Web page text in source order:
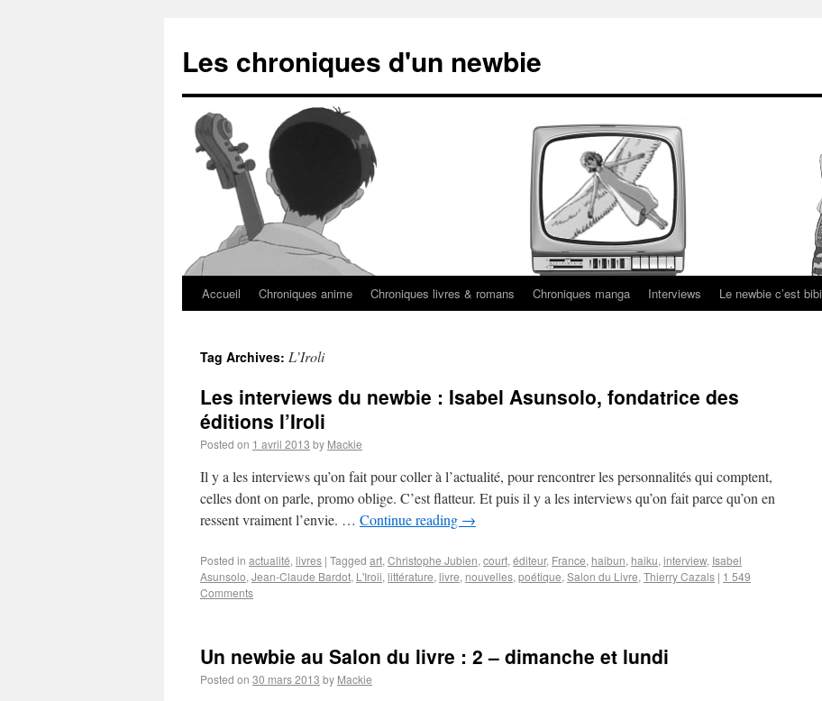
Les chroniques d'un newbie
Accueil Chroniques anime Chroniques livres & romans Chroniques manga Interviews Le newbie c’est bibi
Tag Archives: L’Iroli
Les interviews du newbie : Isabel Asunsolo, fondatrice des
éditions l’Iroli
Posted on 1 avril 2013 by Mackie
Il y a les interviews qu’on fait pour coller à l’actualité, pour rencontrer les personnalités qui comptent,
celles dont on parle, promo oblige. C’est flatteur. Et puis il y a les interviews qu’on fait parce qu’on en
ressent vraiment l’envie. … Continue reading →
Posted in actualité, livres | Tagged art, Christophe Jubien, court, éditeur, France, haibun, haiku, interview, Isabel
Asunsolo, Jean-Claude Bardot, L'Iroli, littérature, livre, nouvelles, poétique, Salon du Livre, Thierry Cazals | 1 549
Comments
Un newbie au Salon du livre : 2 – dimanche et lundi
Posted on 30 mars 2013 by Mackie